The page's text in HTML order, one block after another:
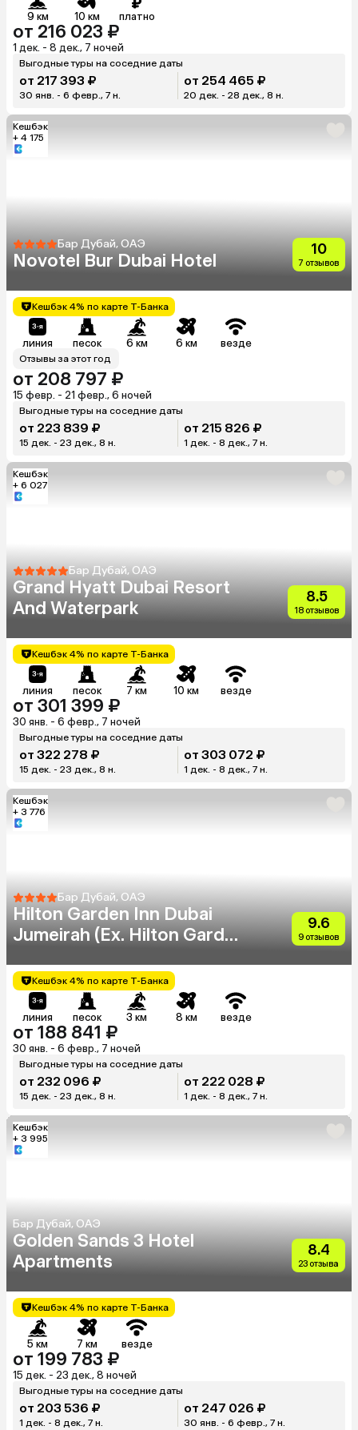
9 км 10 км платно
от 216 023 ₽
1 дек. - 8 дек., 7 ночей
Выгодные туры на соседние даты
от 217 393 ₽
30 янв. - 6 февр., 7 н.
от 254 465 ₽
20 дек. - 28 дек., 8 н.
Кешбэк
+ 4 175
Бар Дубай, ОАЭ
Novotel Bur Dubai Hotel
10
7 отзывов
Кешбэк 4% по карте Т-Банка
линия песок 6 км 6 км везде
Отзывы за этот год
от 208 797 ₽
15 февр. - 21 февр., 6 ночей
Выгодные туры на соседние даты
от 223 839 ₽
15 дек. - 23 дек., 8 н.
от 215 826 ₽
1 дек. - 8 дек., 7 н.
Кешбэк
+ 6 027
Бар Дубай, ОАЭ
Grand Hyatt Dubai Resort
And Waterpark
8.5
18 отзывов
Кешбэк 4% по карте Т-Банка
линия песок 7 км 10 км везде
от 301 399 ₽
30 янв. - 6 февр., 7 ночей
Выгодные туры на соседние даты
от 322 278 ₽
15 дек. - 23 дек., 8 н.
от 303 072 ₽
1 дек. - 8 дек., 7 н.
Кешбэк
+ 3 776
Бар Дубай, ОАЭ
Hilton Garden Inn Dubai
Jumeirah (Ex. Hilton Garden
9.6
9 отзывов
Кешбэк 4% по карте Т-Банка
линия песок 3 км 8 км везде
от 188 841 ₽
30 янв. - 6 февр., 7 ночей
Выгодные туры на соседние даты
от 232 096 ₽
15 дек. - 23 дек., 8 н.
от 222 028 ₽
1 дек. - 8 дек., 7 н.
Кешбэк
+ 3 995
Бар Дубай, ОАЭ
Golden Sands 3 Hotel
Apartments
8.4
23 отзыва
Кешбэк 4% по карте Т-Банка
5 км 7 км везде
от 199 783 ₽
15 дек. - 23 дек., 8 ночей
Выгодные туры на соседние даты
от 203 536 ₽
1 дек. - 8 дек., 7 н.
от 247 026 ₽
30 янв. - 6 февр., 7 н.